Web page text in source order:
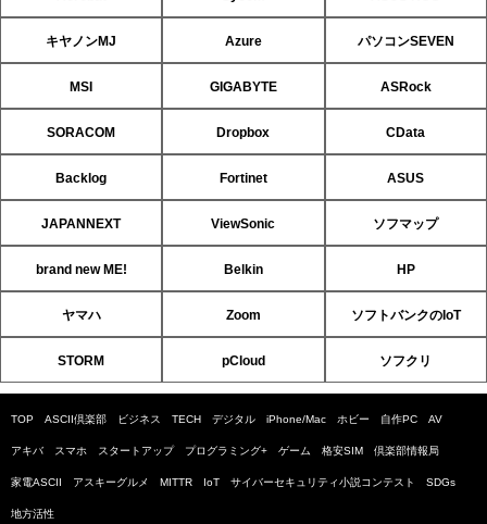
キヤノンMJ Azure パソコンSEVEN
MSI GIGABYTE ASRock
SORACOM Dropbox CData
Backlog Fortinet ASUS
JAPANNEXT ViewSonic ソフマップ
brand new ME! Belkin HP
ヤマハ Zoom ソフトバンクのIoT
STORM pCloud ソフクリ
TOP ASCII倶楽部 ビジネス TECH デジタル iPhone/Mac ホビー 自作PC AV
アキバ スマホ スタートアップ プログラミング+ ゲーム 格安SIM 倶楽部情報局
家電ASCII アスキーグルメ MITTR IoT サイバーセキュリティ小説コンテスト SDGs
地方活性